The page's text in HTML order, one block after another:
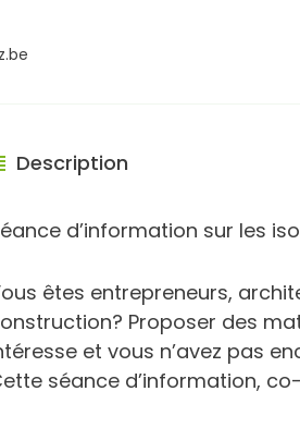
Description
d’information sur les
êtes entrepreneurs,
Proposer des
et vous n’avez pas
séance d’information,